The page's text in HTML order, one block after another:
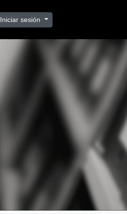
Iniciar sesión